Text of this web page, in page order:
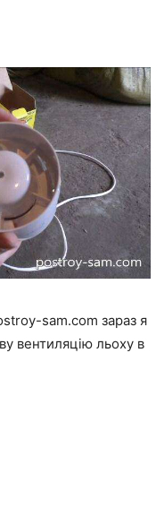
sam.com зараз я
вентиляцію льоху в